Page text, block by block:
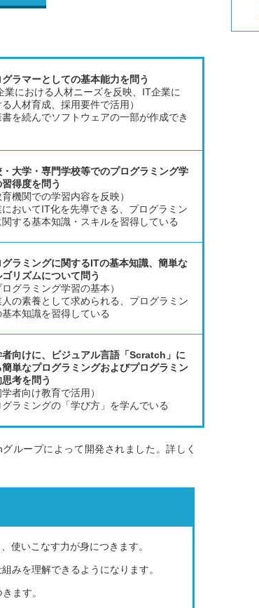
グラマーとしての基本能力を問う
業における人材ニーズを反映、IT企業に
人材育成、採用要件で活用）
を続んでソフトウェアの一部が作成でき
・大学・専門学校等でのプログラミング学
得度を問う
育機関での学習内容を反映）
においてIT化を先導できる、プログラミン
関する基本知識・スキルを習得している
グラミングに関するITの基本知識、簡単な
ゴリズムについて問う
ログラミング学習の基本）
人の素養として求められる、プログラミン
基本知識を習得している
者向けに、ビジュアル言語「Scratch」に
簡単なプログラミングおよびプログラミン
考を問う
学者向け教育で活用）
グラミングの「学び方」を学んでいる
ループによって開発されました。詳しく
使いこなす力が身につきます。
みを理解できるようになります。
ます。